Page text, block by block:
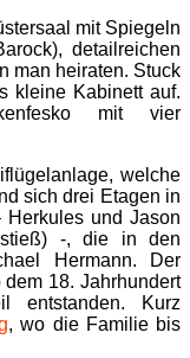
mit Spiegeln
detailreichen
man heiraten. Stuck
kleine Kabinett auf.
mit vier
welche
sich drei Etagen in
und Jason
-, die in den
Hermann. Der
18. Jahrhundert
entstanden. Kurz
, wo die Familie bis